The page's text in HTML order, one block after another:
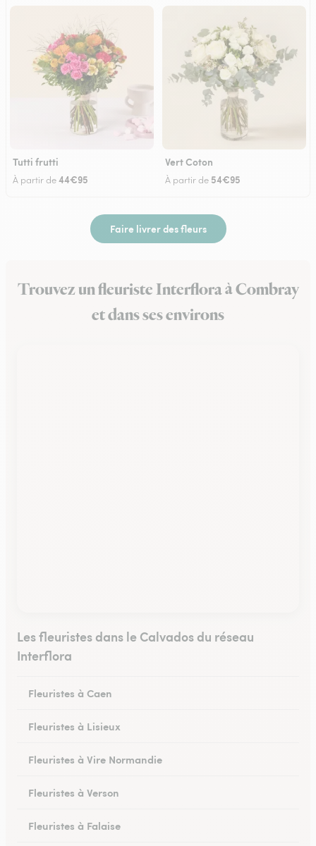
Tutti frutti
À partir de44€95
Vert Coton
À partir de 54€95
Faire livrer des fleurs
Trouvez un fleuriste Interflora à Combray
et dans ses environs
Les fleuristes dans le Calvados du réseau
Interflora
Fleuristes à Caen
Fleuristes à Lisieux
Fleuristes à Vire Normandie
Fleuristes à Verson
Fleuristes à Falaise